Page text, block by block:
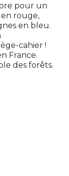
pour un
rouge,
en bleu.
cahier !
France.
des forêts.